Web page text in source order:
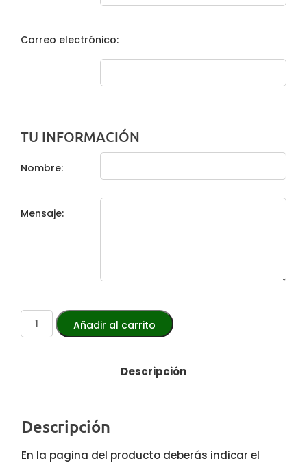
Correo electrónico:
TU INFORMACIÓN
Nombre:
Mensaje:
Añadir al carrito
Descripción
Descripción
En la pagina del producto deberás indicar el